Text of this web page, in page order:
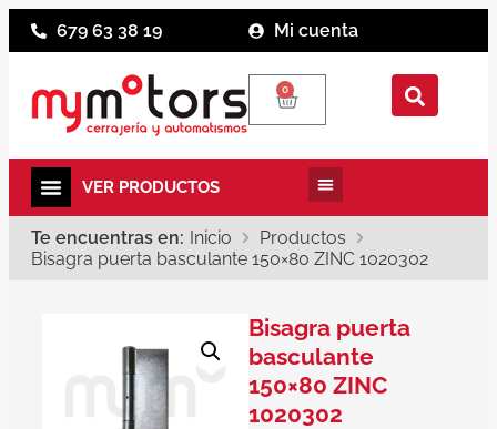
679 63 38 19 Mi cuenta
0
Te encuentras en: Inicio
Productos
Bisagra puerta basculante 150×80 ZINC 1020302
Bisagra puerta
basculante
150×80 ZINC
1020302